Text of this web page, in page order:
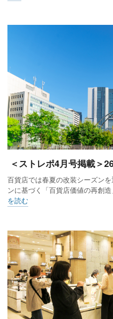
＜ストレポ4月号掲載＞
百貨店では春夏の改装シーズン
ンに基づく「百貨店価値の再創
を読む